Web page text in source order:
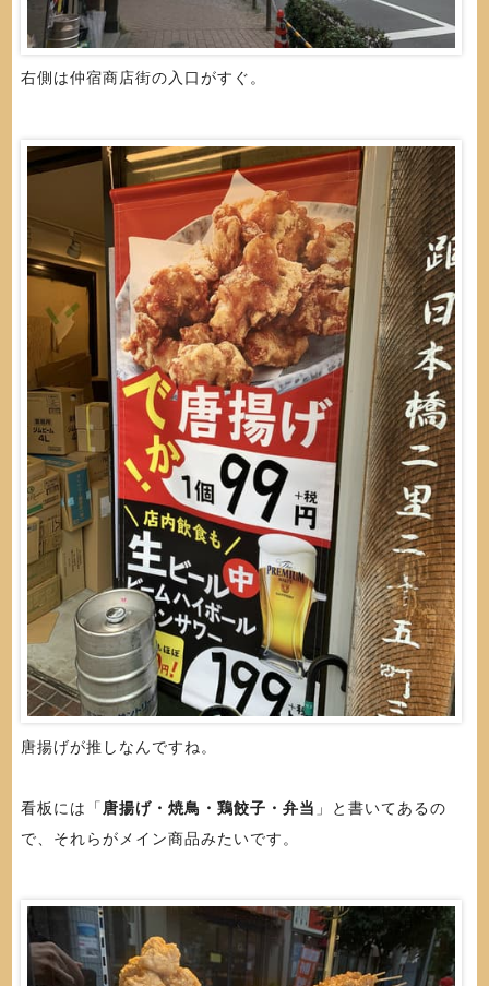
右側は仲宿商店街の入口がすぐ。
唐揚げが推しなんですね。
看板には「 唐揚げ・焼鳥・鶏餃子・弁当 」と書いてあるの
で、それらがメイン商品みたいです。